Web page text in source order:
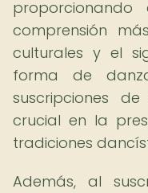
comprensión
culturales y el
forma de
suscripciones
crucial en la
tradiciones
Además, al